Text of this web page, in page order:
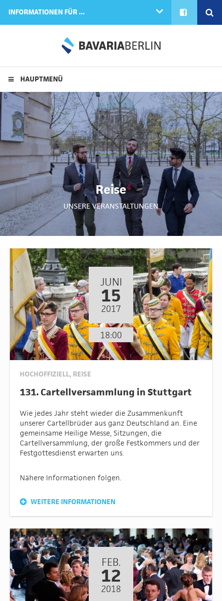
INFORMATIONEN FÜR ... FACEBOOK
HAUPTMENÜ
Reise
UNSERE VERANSTALTUNGEN
JUNI
15
2017
18:00
HOCHOFFIZIELL, REISE
131. Cartellversammlung in Stuttgart
Wie jedes Jahr steht wieder die Zusammenkunft
unserer Cartellbrüder aus ganz Deutschland an. Eine
gemeinsame Heilige Messe, Sitzungen, die
Cartellversammlung, der große Festkommers und der
Festgottesdienst erwarten uns.
Nähere Informationen folgen.
WEITERE INFORMATIONEN
FEB.
12
2018